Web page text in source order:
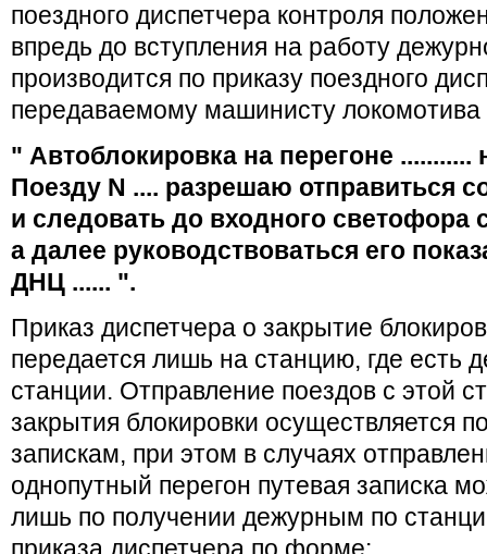
поездного диспетчера контроля
впредь до вступления на работу
производится по приказу поездного
передаваемому машинисту
" Автоблокировка на перегоне ...........
Поезду N .... разрешаю отправиться
и следовать до входного светофора
а далее руководствоваться его
ДНЦ ...... ".
Приказ диспетчера о закрытие
передается лишь на станцию, где есть
станции. Отправление поездов с этой
закрытия блокировки осуществляется
запискам, при этом в случаях
однопутный перегон путевая записка
лишь по получении дежурным по